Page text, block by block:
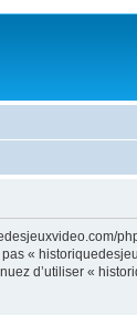
«
d’utiliser «